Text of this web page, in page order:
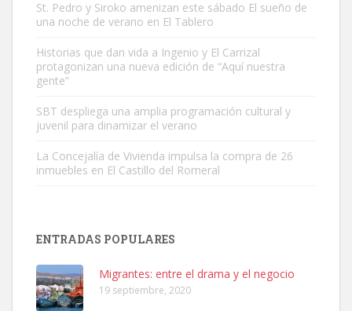
Este gato macho ha aparecido en la calle hace menos de un mes,
es muy manso y extremadamente cari...
Leales.org » Gran Canaria
Leales.org » Gran Canaria
St. Pedro y Siroko amenizan este sábado El sueño de
una noche de verano en El Tablero
Historias que dan vida a Ingenio y El Carrizal
protagonizan una nueva edición de “Aquí nuestra
gente”
SBT despliega una amplia programación cultural y
juvenil para dinamizar el verano
La Concejalía de Vivienda impulsa la compra de 26
inmuebles en El Castillo del Romeral
ENTRADAS POPULARES
Migrantes: entre el drama y el negocio
19 septiembre, 2020